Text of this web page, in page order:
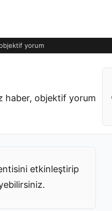
yorum
haber, objektif yorum
etkinleştirip